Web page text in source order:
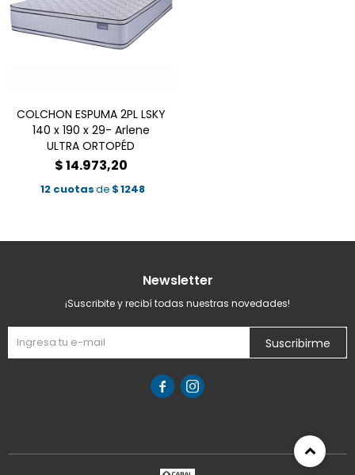
COLCHON ESPUMA 2PL LSKY
140 x 190 x 29- Arlene
ULTRA ORTOPÉD
$14.973,20
12 cuotasde $1248
Newsletter
¡Suscribite y recibí todas nuestras novedades!
Suscribirme
 